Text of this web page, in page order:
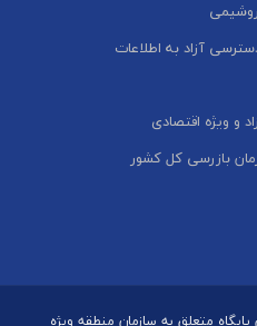
آزاد به اطلاعات
و ویژه اقتصادی
بازرسی کل کشور
متعلق به سازمان منطقه ویژه